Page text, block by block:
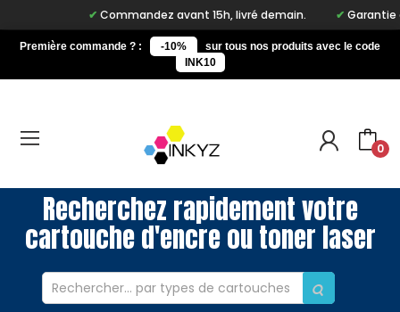
Commandez avant 15h, livré demain. Garantie
Première commande ? : -10%
sur tous nos produits avec le code
INK10
0
Recherchez rapidement votre
cartouche d'encre ou toner laser